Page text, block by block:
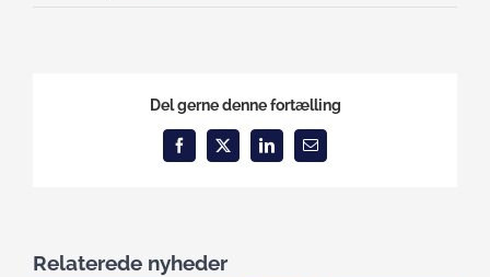
Del gerne denne fortælling
Facebook
X LinkedInEmail
Relaterede nyheder